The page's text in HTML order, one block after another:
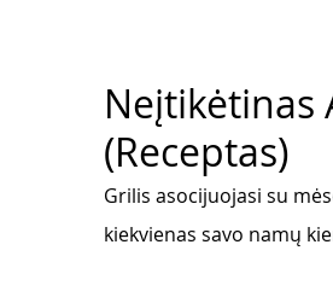
Neįtikėtinas
(Receptas)
Grilis asocijuojasi su
kiekvienas savo namų